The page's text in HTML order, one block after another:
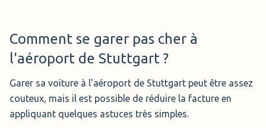
stationnement en extérieur. Ce parking est sécurisé
grâces à des caméras de vidéo-surveillance et son accès
parking est équipé de borne de recharge électrique au cas
ou vous avez besoin de faire recharger votre véhicule
électrique. D'autres services additionnels et payant sont
possible pour les véhicules mesurant plus de 2.10 mètres
de haut. La plupart des places de ce parking sont
couvertes. Ce parking dispose de 57 places réservés au
famille ainsi que de 4 places pour personnes
handicapées.
Comment se garer pas cher à
l'aéroport de Stuttgart ?
Garer sa voiture à l'aéroport de Stuttgart peut être assez
couteux, mais il est possible de réduire la facture en
appliquant quelques astuces très simples.